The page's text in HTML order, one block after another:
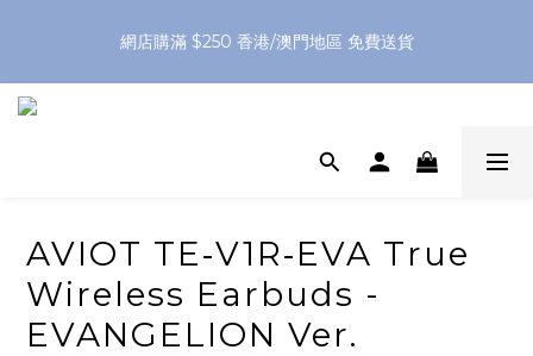
網店購滿 $250 香港/澳門地區 免費送貨
XPay（先買後付 免息分 3 期）- 新用戶首次消費滿 HK$100 即
AVIOT TE‑V1R‑EVA True
Wireless Earbuds -
EVANGELION Ver.